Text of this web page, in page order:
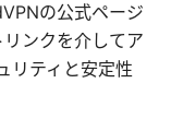
の公式ページ
ンクを介してア
リティと安定性